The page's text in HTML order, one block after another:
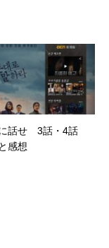
に話せ 3話・4話
感想